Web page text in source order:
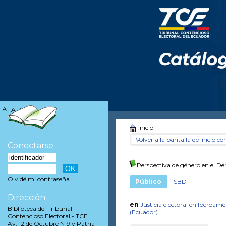
Inicio
Volver a la pantalla de inicio
Perspectiva de género en el
Público ISBD
en Justicia electoral en
(Ecuador)
A- A A+
Conectarse
Olvidé mi contraseña
Dirección
Biblioteca del Tribunal
Contencioso Electoral - TCE
Av. 12 de Octubre N19 y Patria